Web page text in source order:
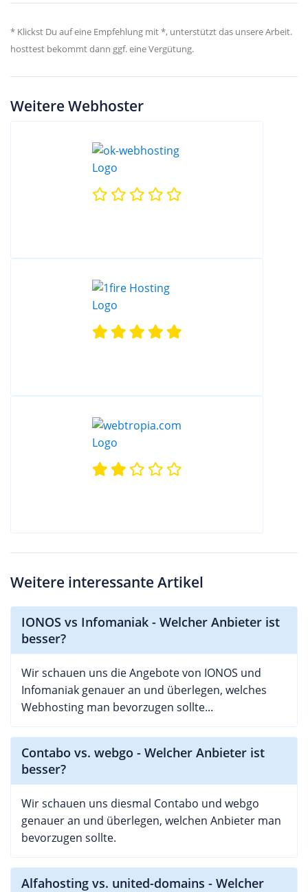
* Klickst Du auf eine Empfehlung mit *, unterstützt das unsere Arbeit.
hosttest bekommt dann ggf. eine Vergütung.
Weitere Webhoster
Weitere interessante Artikel
IONOS vs Infomaniak - Welcher Anbieter ist
besser?
Wir schauen uns die Angebote von IONOS und
Infomaniak genauer an und überlegen, welches
Webhosting man bevorzugen sollte...
Contabo vs. webgo - Welcher Anbieter ist
besser?
Wir schauen uns diesmal Contabo und webgo
genauer an und überlegen, welchen Anbieter man
bevorzugen sollte.
Alfahosting vs. united-domains - Welcher